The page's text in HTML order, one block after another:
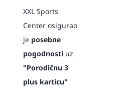
XXL Sports
Center osigurao
je posebne
pogodnostiuz
"Porodičnu 3
plus karticu"